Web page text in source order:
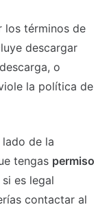
los términos de
descargar
o
la política de
lado de la
tengas permiso
es legal
contactar al